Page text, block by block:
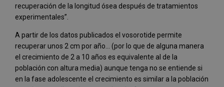
recuperación de la longitud ósea después de tratamientos
experimentales”.
A partir de los datos publicados el vosorotide permite
recuperar unos 2 cm por año... (por lo que de alguna manera
el crecimiento de 2 a 10 años es equivalente al de la
población con altura media) aunque tenga no se entiende si
en la fase adolescente el crecimiento es similar a la población